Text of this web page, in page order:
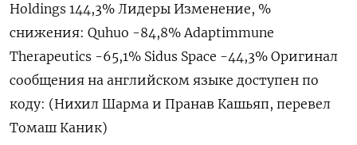
Holdings 144,3% Лидеры Изменение, %
снижения: Quhuo -84,8% Adaptimmune
Therapeutics -65,1% Sidus Space -44,3% Оригинал
сообщения на английском языке доступен по
коду: (Нихил Шарма и Пранав Кашьяп, перевел
Томаш Каник)